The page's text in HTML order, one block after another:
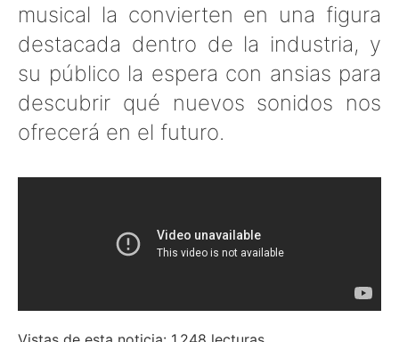
musical la convierten en una figura
destacada dentro de la industria, y
su público la espera con ansias para
descubrir qué nuevos sonidos nos
ofrecerá en el futuro.